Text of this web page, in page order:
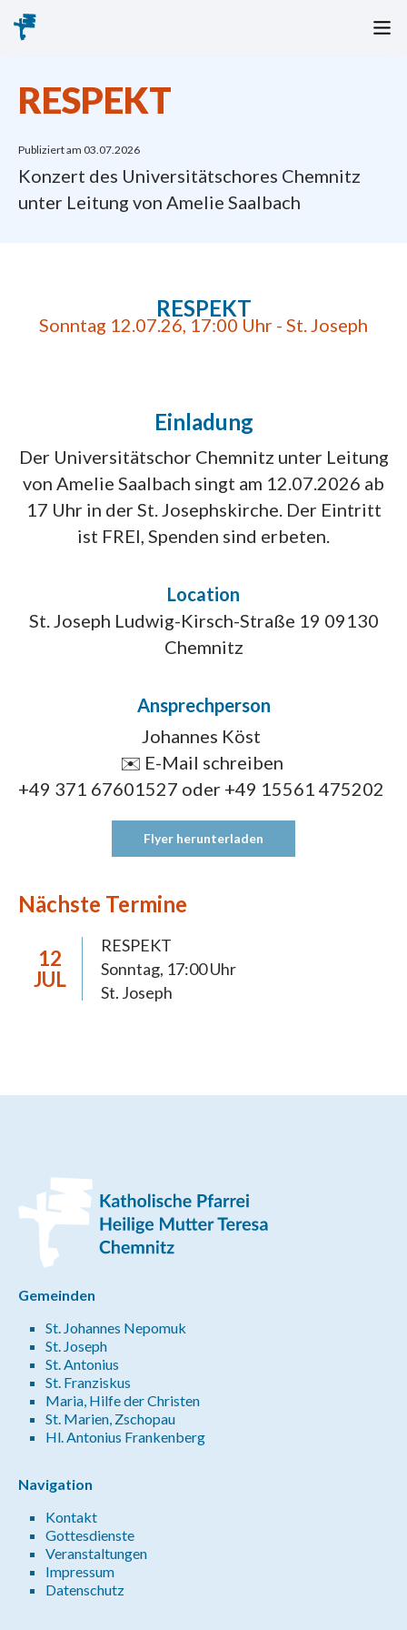
RESPEKT
Publiziert am 03.07.2026
Konzert des Universitätschores Chemnitz
unter Leitung von Amelie Saalbach
RESPEKT
Sonntag 12.07.26, 17:00 Uhr - St. Joseph
Einladung
Der Universitätschor Chemnitz unter Leitung
von Amelie Saalbach singt am 12.07.2026 ab
17 Uhr in der St. Josephskirche. Der Eintritt
ist FREI, Spenden sind erbeten.
Location
St. Joseph Ludwig-Kirsch-Straße 19 09130
Chemnitz
Ansprechperson
Johannes Köst
✉️ E-Mail schreiben
+49 371 67601527 oder +49 15561 475202
Flyer herunterladen
Nächste Termine
12
JUL
RESPEKT
Sonntag, 17:00 Uhr
St. Joseph
Gemeinden
St. Johannes Nepomuk
St. Joseph
St. Antonius
St. Franziskus
Maria, Hilfe der Christen
St. Marien, Zschopau
Hl. Antonius Frankenberg
Navigation
Kontakt
Gottesdienste
Veranstaltungen
Impressum
Datenschutz